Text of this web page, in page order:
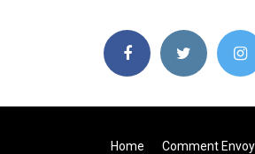
Home Comment